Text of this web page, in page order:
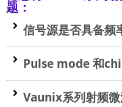
题：
信号源是否具备频
Pulse mode 和
Vaunix系列射频